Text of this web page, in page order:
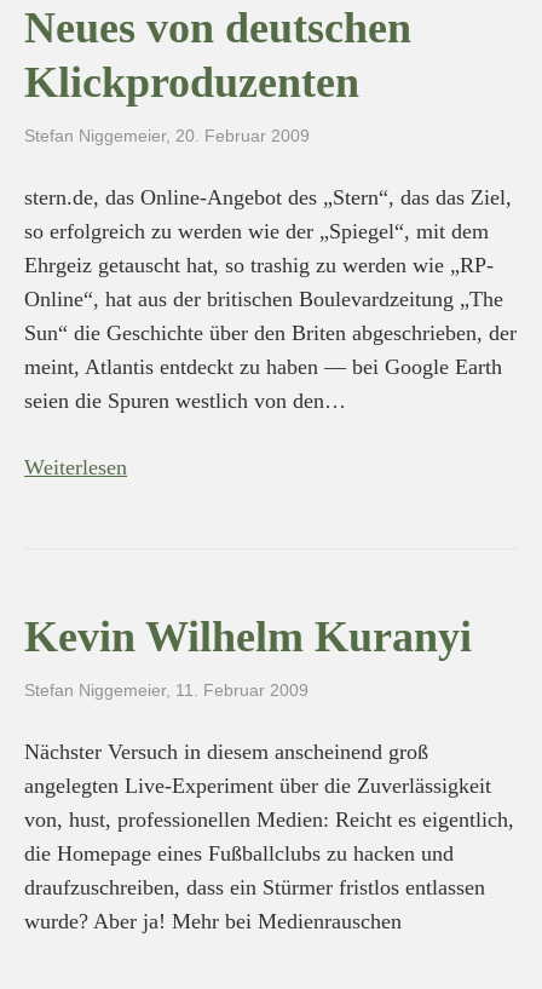
Neues von deutschen
Klickproduzenten
Stefan Niggemeier, 20. Februar 2009
stern.de, das Online-Angebot des „Stern“, das das Ziel,
so erfolgreich zu werden wie der „Spiegel“, mit dem
Ehrgeiz getauscht hat, so trashig zu werden wie „RP-
Online“, hat aus der britischen Boulevardzeitung „The
Sun“ die Geschichte über den Briten abgeschrieben, der
meint, Atlantis entdeckt zu haben — bei Google Earth
seien die Spuren westlich von den…
Weiterlesen
Kevin Wilhelm Kuranyi
Stefan Niggemeier, 11. Februar 2009
Nächster Versuch in diesem anscheinend groß
angelegten Live-Experiment über die Zuverlässigkeit
von, hust, professionellen Medien: Reicht es eigentlich,
die Homepage eines Fußballclubs zu hacken und
draufzuschreiben, dass ein Stürmer fristlos entlassen
wurde? Aber ja! Mehr bei Medienrauschen